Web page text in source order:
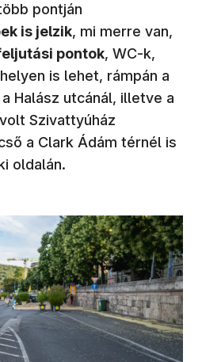
pontján
is jelzik, mi merre van,
pontok, WC-k,
is lehet, rámpán a
Halász utcánál, illetve a
Szivattyúház
a Clark Ádám térnél is
oldalán.